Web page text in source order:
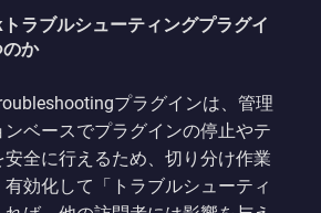
ラブルシューティングプラグイ
か
プラグインは、管理
ベースでプラグインの停止やテ
全に行えるため、切り分け作業
効化して「トラブルシューティ